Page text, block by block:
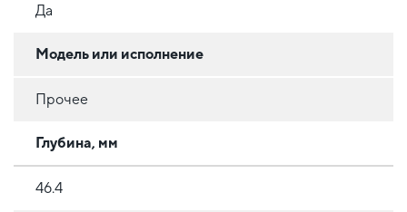
Да
Модель или исполнение
Прочее
Глубина, мм
46.4